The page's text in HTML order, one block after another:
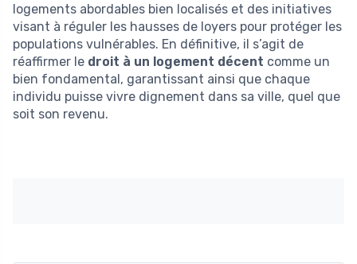
logements abordables bien localisés et des initiatives
visant à réguler les hausses de loyers pour protéger les
populations vulnérables. En définitive, il s’agit de
réaffirmer le droit à un logement décent comme un
bien fondamental, garantissant ainsi que chaque
individu puisse vivre dignement dans sa ville, quel que
soit son revenu.